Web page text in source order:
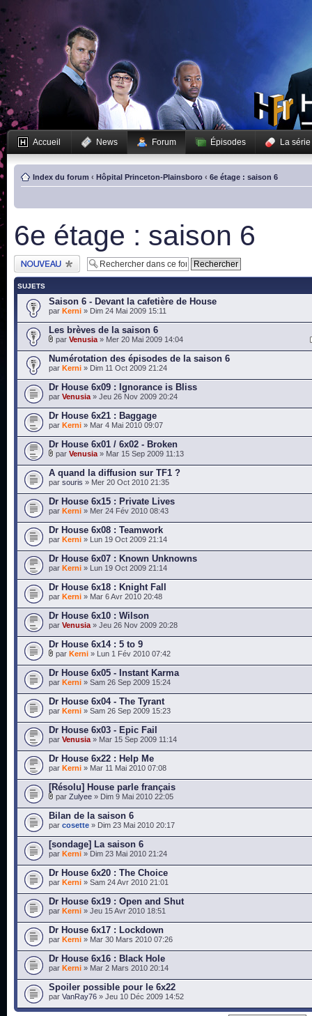
Accueil News Forum Épisodes La série
Index du forum ‹ Hôpital Princeton-Plainsboro ‹ 6e étage : saison 6
6e étage : saison 6
Publier un nouveau
sujet
SUJETS
Saison 6 - Devant la cafetière de House
par Kerni » Dim 24 Mai 2009 15:11
Les brèves de la saison 6
par Venusia » Mer 20 Mai 2009 14:04
Numérotation des épisodes de la saison 6
par Kerni » Dim 11 Oct 2009 21:24
Dr House 6x09 : Ignorance is Bliss
par Venusia » Jeu 26 Nov 2009 20:24
Dr House 6x21 : Baggage
par Kerni » Mar 4 Mai 2010 09:07
Dr House 6x01 / 6x02 - Broken
par Venusia » Mar 15 Sep 2009 11:13
A quand la diffusion sur TF1 ?
par souris » Mer 20 Oct 2010 21:35
Dr House 6x15 : Private Lives
par Kerni » Mer 24 Fév 2010 08:43
Dr House 6x08 : Teamwork
par Kerni » Lun 19 Oct 2009 21:14
Dr House 6x07 : Known Unknowns
par Kerni » Lun 19 Oct 2009 21:14
Dr House 6x18 : Knight Fall
par Kerni » Mar 6 Avr 2010 20:48
Dr House 6x10 : Wilson
par Venusia » Jeu 26 Nov 2009 20:28
Dr House 6x14 : 5 to 9
par Kerni » Lun 1 Fév 2010 07:42
Dr House 6x05 - Instant Karma
par Kerni » Sam 26 Sep 2009 15:24
Dr House 6x04 - The Tyrant
par Kerni » Sam 26 Sep 2009 15:23
Dr House 6x03 - Epic Fail
par Venusia » Mar 15 Sep 2009 11:14
Dr House 6x22 : Help Me
par Kerni » Mar 11 Mai 2010 07:08
[Résolu] House parle français
par Zulyee » Dim 9 Mai 2010 22:05
Bilan de la saison 6
par cosette » Dim 23 Mai 2010 20:17
[sondage] La saison 6
par Kerni » Dim 23 Mai 2010 21:24
Dr House 6x20 : The Choice
par Kerni » Sam 24 Avr 2010 21:01
Dr House 6x19 : Open and Shut
par Kerni » Jeu 15 Avr 2010 18:51
Dr House 6x17 : Lockdown
par Kerni » Mar 30 Mars 2010 07:26
Dr House 6x16 : Black Hole
par Kerni » Mar 2 Mars 2010 20:14
Spoiler possible pour le 6x22
par VanRay76 » Jeu 10 Déc 2009 14:52